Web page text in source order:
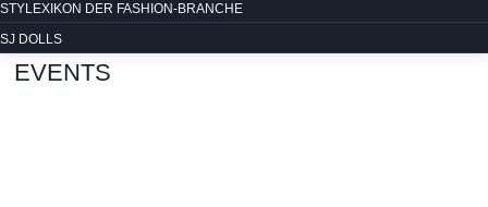
STYLEXIKON DER FASHION-BRANCHE
SJ DOLLS
EVENTS